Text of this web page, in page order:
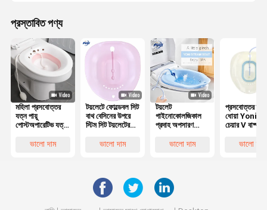
প্রস্তাবিত পণ্য
মহিলা প্রসবোত্তর
যত্ন পায়ূ
পোস্টঅপারেটিভ যত্ন
ভাঁজযোগ্যভালো দাম
টয়লেটে ফোল্ডেবল সিট
বাথ বেসিনের উপরে
স্টিম সিট টয়লেটের
ভালো দাম
টয়লেট
গাইনোকোলজিকাল
প্রদাহ অপসারণ
হেমোরয়েড যোনি
ভালো দাম
প্রসবোত্তর ক্ষত
ধোয়া Yoni
চেয়ার V বাষ্প
ভালো দাম